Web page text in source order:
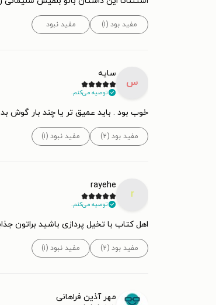
مفید بود (۱) مفید نبود
س
سایه
توصیه می‌کنم.
خوب بود . باید عمیق تر یا چند بار گوش
مفید بود (۲) مفید نبود (۱)
r
rayehe
توصیه می‌کنم.
اهل کتاب با تخیل پردازی باشید براتون
مفید بود (۲) مفید نبود (۱)
مهر آذین فراهانی